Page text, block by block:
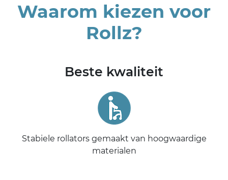
Waarom kiezen voor
Rollz?
Beste kwaliteit
Stabiele rollators gemaakt van hoogwaardige
materialen